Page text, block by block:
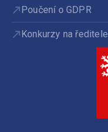
Poučení o GDPR
Konkurzy na ředitele